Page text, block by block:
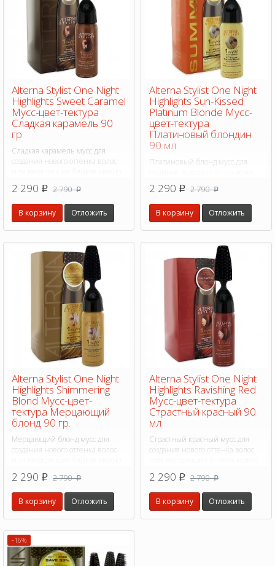
Alterna Stylist One Night
Highlights Sweet Caramel
Мусс-цвет-тектура
Сладкая карамель 90
гр.
Сладкая карамель мусс для
создания нового оттенка волос
один вечер
2 290 p 2 790 p
В корзину Отложить
Alterna Stylist One Night
Highlights Sun-Kissed
Platinum Blonde Мусс-
цвет-тектура
Платиновый блондин
90 мл
Платиновый блонд мусс для
или мерцающих бликов можно
изменить цвет волос всего на
один вечер
2 290 p 2 790 p
В корзину Отложить
Alterna Stylist One Night
Highlights Shimmering
Blond Мусс-цвет-
тектура Мерцающий
блонд 90 гр.
Мерцающий блонд мусс для
создания нового оттенка волос
один вечер
2 290 p 2 790 p
В корзину Отложить
Alterna Stylist One Night
Highlights Ravishing Red
Мусс-цвет-тектура
Страстный красный 90
мл
Страстный красный мусс для
создания нового оттенка волос
один вечер
2 290 p 2 790 p
В корзину Отложить
-16%